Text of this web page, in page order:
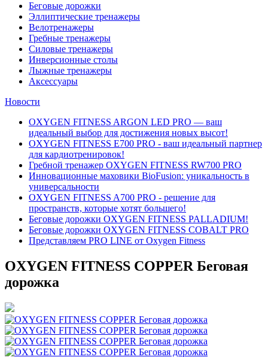
Беговые дорожки
Эллиптические тренажеры
Велотренажеры
Гребные тренажеры
Силовые тренажеры
Инверсионные столы
Лыжные тренажеры
Аксессуары
Новости
OXYGEN FITNESS ARGON LED PRO — ваш
идеальный выбор для достижения новых высот!
OXYGEN FITNESS E700 PRO - ваш идеальный партнер
для кардиотренировок!
Гребной тренажер OXYGEN FITNESS RW700 PRO
Инновационные маховики BioFusion: уникальность в
универсальности
OXYGEN FITNESS A700 PRO - решение для
пространств, которые хотят большего!
Беговые дорожки OXYGEN FITNESS PALLADIUM!
Беговые дорожки OXYGEN FITNESS COBALT PRO
Представляем PRO LINE от Oxygen Fitness
OXYGEN FITNESS COPPER Беговая
дорожка